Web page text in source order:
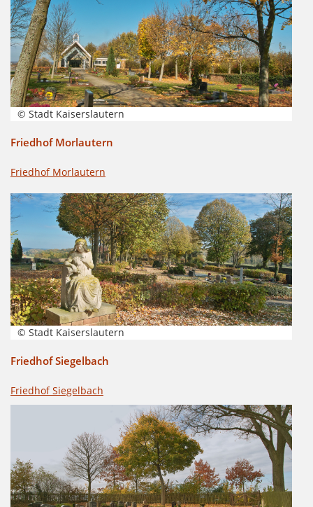
© Stadt Kaiserslautern
Friedhof Morlautern
Friedhof Morlautern
© Stadt Kaiserslautern
Friedhof Siegelbach
Friedhof Siegelbach